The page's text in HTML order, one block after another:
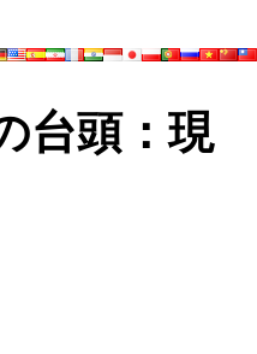
台頭：現